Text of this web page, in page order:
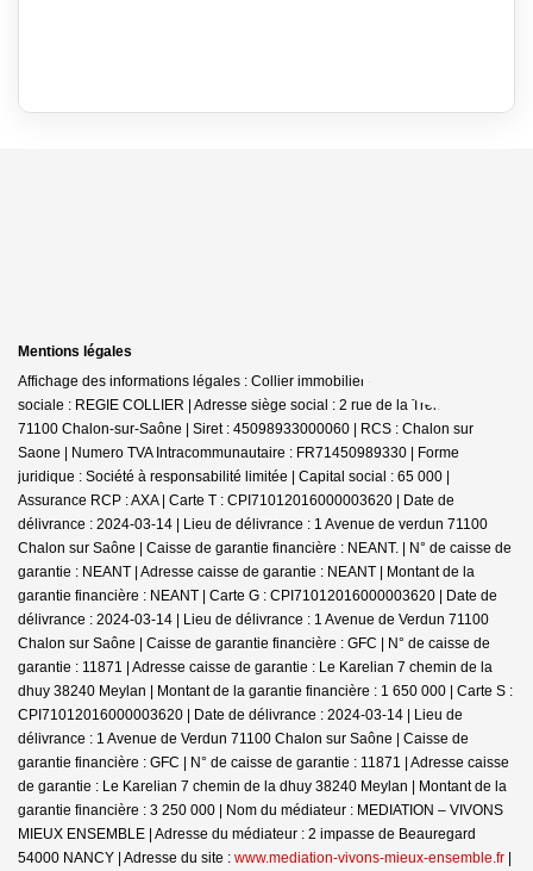
Mentions légales
Affichage des informations légales : Collier immobilier - Chalon | Raison
sociale : REGIE COLLIER | Adresse siège social : 2 rue de la Trémouille -
71100 Chalon-sur-Saône | Siret : 45098933000060 | RCS : Chalon sur
Saone | Numero TVA Intracommunautaire : FR71450989330 | Forme
juridique : Société à responsabilité limitée | Capital social : 65 000 |
Assurance RCP : AXA | Carte T : CPI71012016000003620 | Date de
délivrance : 2024-03-14 | Lieu de délivrance : 1 Avenue de verdun 71100
Chalon sur Saône | Caisse de garantie financière : NEANT. | N° de caisse de
garantie : NEANT | Adresse caisse de garantie : NEANT | Montant de la
garantie financière : NEANT | Carte G : CPI71012016000003620 | Date de
délivrance : 2024-03-14 | Lieu de délivrance : 1 Avenue de Verdun 71100
Chalon sur Saône | Caisse de garantie financière : GFC | N° de caisse de
garantie : 11871 | Adresse caisse de garantie : Le Karelian 7 chemin de la
dhuy 38240 Meylan | Montant de la garantie financière : 1 650 000 | Carte S :
CPI71012016000003620 | Date de délivrance : 2024-03-14 | Lieu de
délivrance : 1 Avenue de Verdun 71100 Chalon sur Saône | Caisse de
garantie financière : GFC | N° de caisse de garantie : 11871 | Adresse caisse
de garantie : Le Karelian 7 chemin de la dhuy 38240 Meylan | Montant de la
garantie financière : 3 250 000 | Nom du médiateur : MEDIATION – VIVONS
MIEUX ENSEMBLE | Adresse du médiateur : 2 impasse de Beauregard
54000 NANCY | Adresse du site : www.mediation-vivons-mieux-ensemble.fr |